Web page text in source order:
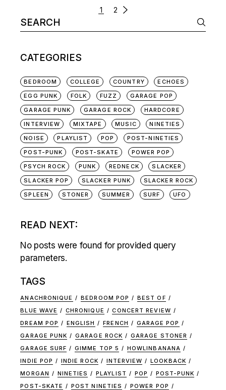
NAVIGATION
1 2
Search
for:
CATEGORIES
BEDROOM COLLEGE COUNTRY
ECHOES
EGG PUNK
FOLK FUZZ
GARAGE POP
GARAGE PUNK
GARAGE ROCK
HARDCORE
INTERVIEW
MIXTAPE MUSIC
NINETIES
NOISE
PLAYLIST POP
POST-NINETIES
POST-PUNK
POST-SKATE
POWER POP
PSYCH ROCK
PUNK REDNECK
SLACKER
SLACKER POP
SLACKER PUNK
SLACKER ROCK
SPLEEN
STONER SUMMER SURF UFO
READ NEXT:
No posts were found for provided query
parameters.
TAGS
ANACHRONIQUE BEDROOM POP
BEST OF
BLUE WAVE
CHRONIQUE
CONCERT REVIEW
DREAM POP
ENGLISH FRENCH
GARAGE POP
GARAGE PUNK
GARAGE ROCK
GARAGE STONER
GARAGE SURF
GIMME TOP 5
HOWLINBANANA
INDIE POP
INDIE ROCK INTERVIEW
LOOKBACK
MORGAN
NINETIES PLAYLIST POP
POST-PUNK
POST-SKATE
POST NINETIES
POWER POP